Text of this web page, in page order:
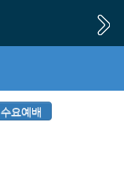
수요예배